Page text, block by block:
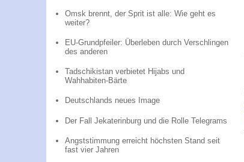
Omsk brennt, der Sprit ist alle: Wie geht es
weiter?
EU-Grundpfeiler: Überleben durch Verschlingen
des anderen
Tadschikistan verbietet Hijabs und
Wahhabiten-Bärte
Deutschlands neues Image
Der Fall Jekaterinburg und die Rolle Telegrams
Angststimmung erreicht höchsten Stand seit
fast vier Jahren